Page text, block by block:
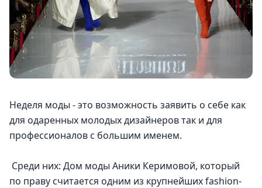
Неделя моды - это возможность заявить о себе как
для одаренных молодых дизайнеров так и для
профессионалов с большим именем.
Среди них: Дом моды Аники Керимовой, который
по праву считается одним из крупнейших fashion-